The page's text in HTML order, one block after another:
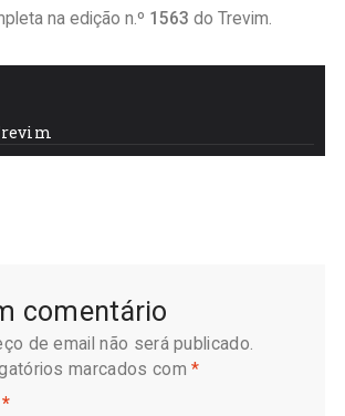
na edição n.º 1563 do Trevim.
comentário
de email não será publicado.
marcados com*
*